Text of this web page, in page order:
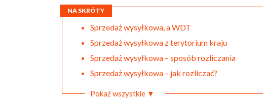
NA SKRÓTY
Sprzedaż wysyłkowa, a WDT
Sprzedaż wysyłkowa z terytorium kraju
Sprzedaż wysyłkowa – sposób rozliczania
Sprzedaż wysyłkowa – jak rozliczać?
Pokaż wszystkie ▼